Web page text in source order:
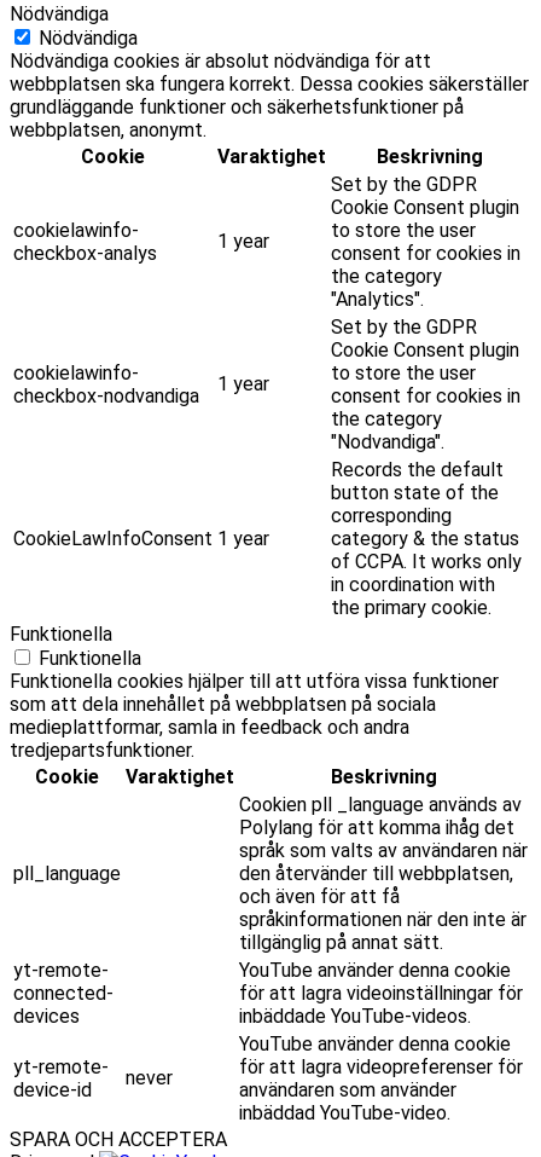
Nödvändiga
Nödvändiga
Nödvändiga cookies är absolut nödvändiga för att
webbplatsen ska fungera korrekt. Dessa cookies säkerställer
grundläggande funktioner och säkerhetsfunktioner på
webbplatsen, anonymt.
Cookie
Varaktighet Beskrivning
cookielawinfo-
checkbox-analys
1 year
Set by the GDPR
Cookie Consent plugin
to store the user
consent for cookies in
the category
"Analytics".
cookielawinfo-
checkbox-nodvandiga
1 year
Set by the GDPR
Cookie Consent plugin
to store the user
consent for cookies in
the category
"Nodvandiga".
CookieLawInfoConsent 1 year
Records the default
button state of the
corresponding
category & the status
of CCPA. It works only
in coordination with
the primary cookie.
Funktionella
Funktionella
Funktionella cookies hjälper till att utföra vissa funktioner
som att dela innehållet på webbplatsen på sociala
medieplattformar, samla in feedback och andra
tredjepartsfunktioner.
Cookie
Varaktighet Beskrivning
pll_language
Cookien pll _language används av
Polylang för att komma ihåg det
språk som valts av användaren när
den återvänder till webbplatsen,
och även för att få
språkinformationen när den inte är
tillgänglig på annat sätt.
yt-remote-
connected-
devices
YouTube använder denna cookie
för att lagra videoinställningar för
inbäddade YouTube-videos.
yt-remote-
device-id
never
YouTube använder denna cookie
för att lagra videopreferenser för
användaren som använder
inbäddad YouTube-video.
SPARA OCH ACCEPTERA